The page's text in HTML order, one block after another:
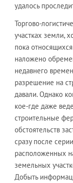
удалось
Торгово-
участках земли,
пока
наложено
недавнего
разрешение на
давали. Однако
кое-где даже
строительные
обстоятельств
сразу после
расположенных
земельных
Добыть